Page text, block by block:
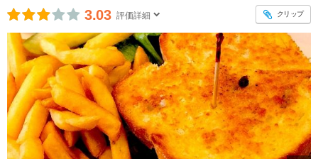
3.03 評価詳細 クリップ